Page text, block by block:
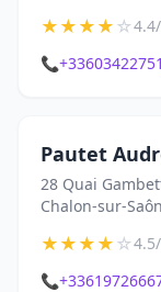
★★★★☆
📞+33603422751
Pautet
28 Quai
Chalon-sur-
★★★★☆
📞